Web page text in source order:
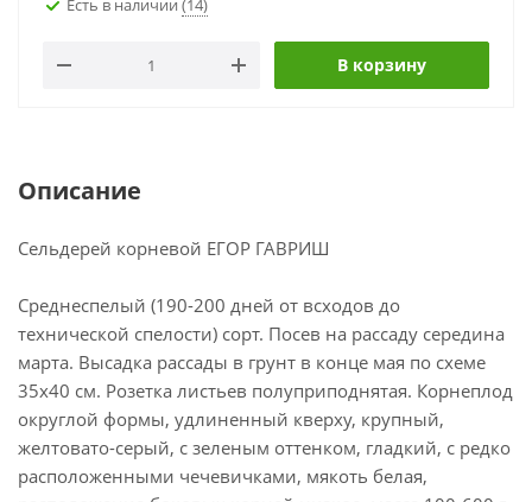
В корзину
Описание
Сельдерей корневой ЕГОР ГАВРИШ
Среднеспелый (190-200 дней от всходов до
технической спелости) сорт. Посев на рассаду середина
марта. Высадка рассады в грунт в конце мая по схеме
35х40 см. Розетка листьев полуприподнятая. Корнеплод
округлой формы, удлиненный кверху, крупный,
желтовато-серый, с зеленым оттенком, гладкий, с редко
расположенными чечевичками, мякоть белая,